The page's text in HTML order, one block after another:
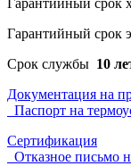
Гарантийный срок
Гарантийный срок
Срок службы 10
Документация на
Паспорт на
Сертификация
Отказное письмо